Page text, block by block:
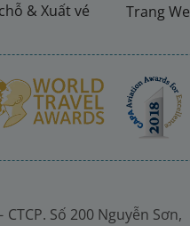
& Xuất vé Trang
Số 200 Nguyễn Sơn,